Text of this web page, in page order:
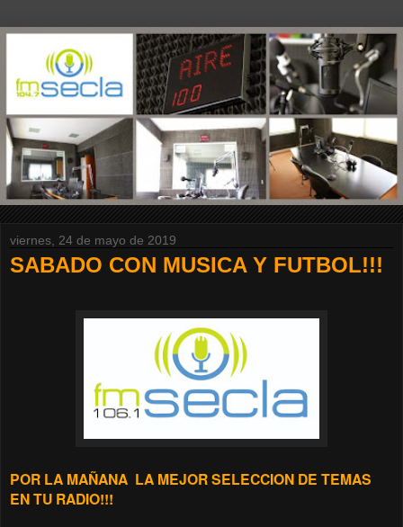
viernes, 24 de mayo de 2019
SABADO CON MUSICA Y FUTBOL!!!
POR LA MAÑANA LA MEJOR SELECCION DE TEMAS
EN TU RADIO!!!